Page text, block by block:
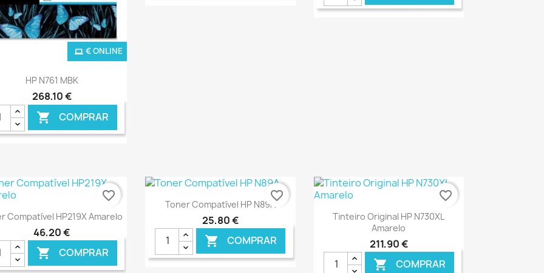
Ver+
HP N761 MBK
268,10 €
 COMPRAR
€ ONLINE
Ver+
Compatível HP219X Amarelo
46,20 €
 COMPRAR
favorite_border Ver+
Toner Compatível HP N89A
25,80 €
 COMPRAR
favorite_border
Ver+
Tinteiro Original HP N730XL
Amarelo
211,90 €
 COMPRAR
favorite_border